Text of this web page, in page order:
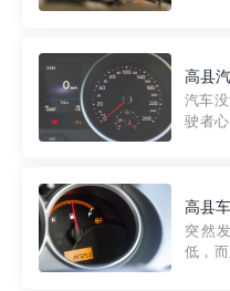
的送
先，
高县
汽车
驶者
越者
的在
高县
突然
低，